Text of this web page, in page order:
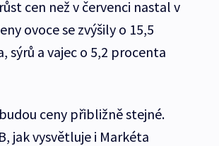
cen než v červenci nastal v
ovoce se zvýšily o 15,5
sýrů a vajec o 5,2 procenta
ceny přibližně stejné.
jak vysvětluje i Markéta